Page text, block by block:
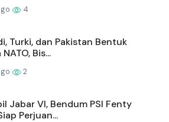
4
Turki, dan Pakistan Bentuk
Bis...
2
Jabar VI, Bendum PSI Fenty
Perjuan...